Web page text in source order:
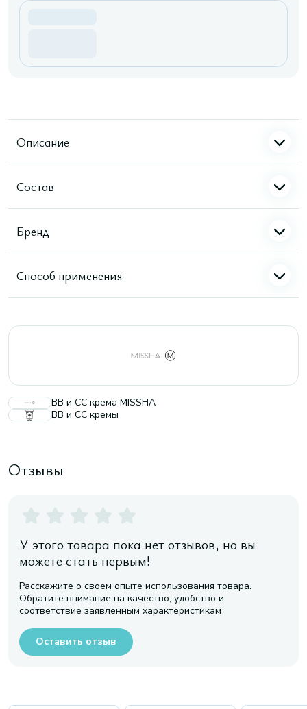
Описание
Состав
Бренд
Способ применения
ВВ и СС крема MISSHA
BB и CC кремы
Отзывы
У этого товара пока нет отзывов, но вы
можете стать первым!
Расскажите о своем опыте использования товара.
Обратите внимание на качество, удобство и
соответствие заявленным характеристикам
Оставить отзыв